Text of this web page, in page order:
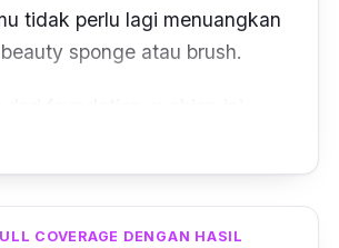
tidak perlu lagi menuangkan
sponge atau brush.
yaitu hanya ada 5 shade.
tidak perlu khawatir karena 3
ini yaitu Charming,
diperuntukkan untuk
COVERAGE DENGAN HASIL